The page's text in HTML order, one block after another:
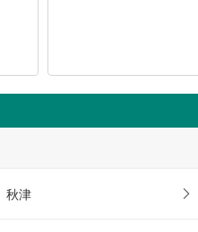
秋津